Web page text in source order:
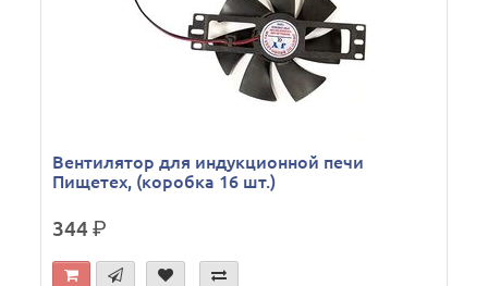
Вентилятор для индукционной печи
Пищетех, (коробка 16 шт.)
344р.